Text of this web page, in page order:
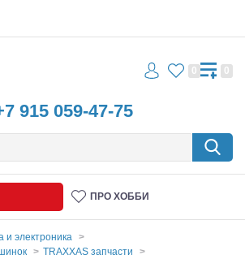
915 059-47-75
0 0
ПРО ХОББИ
и электроника
TRAXXAS запчасти